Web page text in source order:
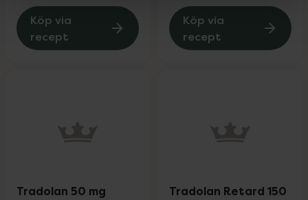
Köp via
recept
Köp via
recept
Tradolan 50 mg
Tradolan Retard 150